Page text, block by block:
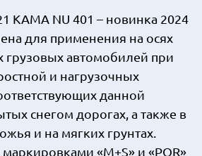
KAMA NU 401 – новинка 2024
для применения на осях
автомобилей при
и нагрузочных
данной
снегом дорогах, а также в
и на мягких грунтах.
«M+S» и «POR»